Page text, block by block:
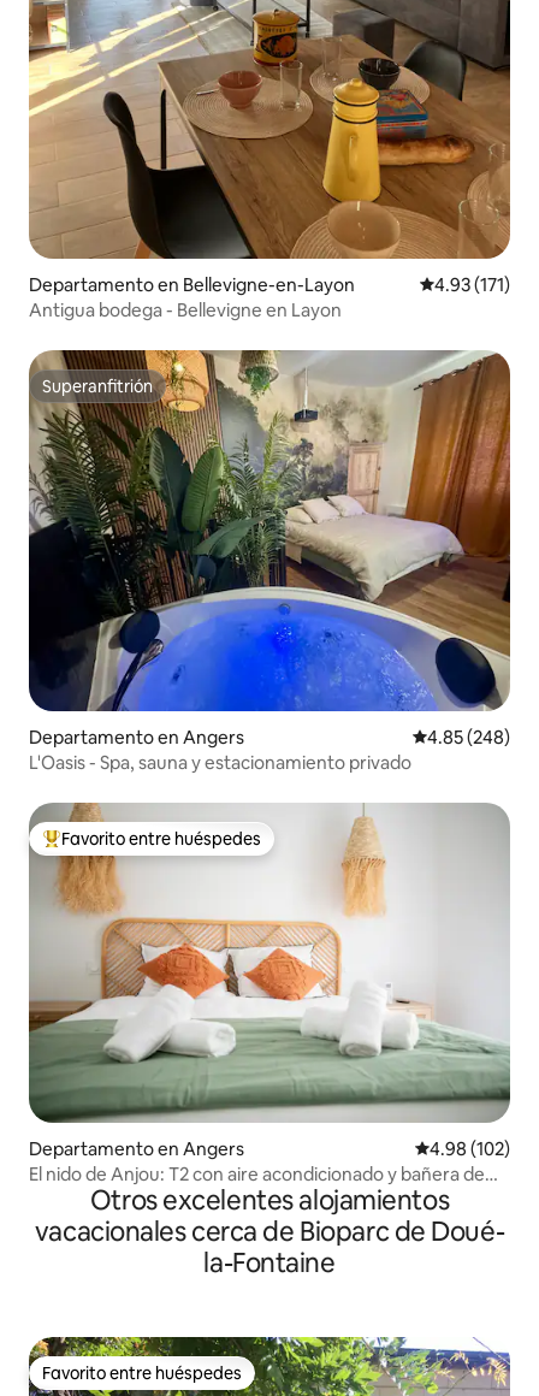
Departamento en Bellevigne-en-Layon Calificación
4.93 (171)
Antigua bodega - Bellevigne en Layon
Superanfitrión
Superanfitrión
Departamento en Angers Calificación
4.85 (248)
L'Oasis - Spa, sauna y estacionamiento privado
De los mejores en Favorito entre huéspedes
Favorito entre huéspedes
Departamento en Angers Calificación
4.98 (102)
El nido de Anjou: T2 con aire acondicionado y bañera de
hidromasajeOtros excelentes alojamientos
vacacionales cerca de Bioparc de Doué-
la-Fontaine
Favorito entre huéspedes
Favorito entre huéspedes